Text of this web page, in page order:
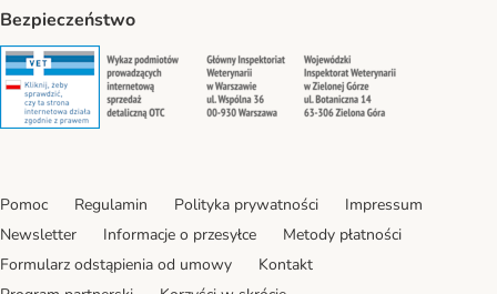
Bezpieczeństwo
Security Security Security
Pomoc Regulamin Polityka prywatności
Impressum
Newsletter
Informacje o przesyłce
Metody płatności
Formularz odstąpienia od umowy
Kontakt